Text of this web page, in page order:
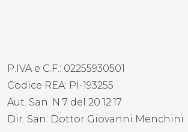
P.IVA e C.F.: 02255930501
Codice REA: PI-193255
Aut. San. N 7 del 20.12.17
Dir. San. Dottor Giovanni Menchini